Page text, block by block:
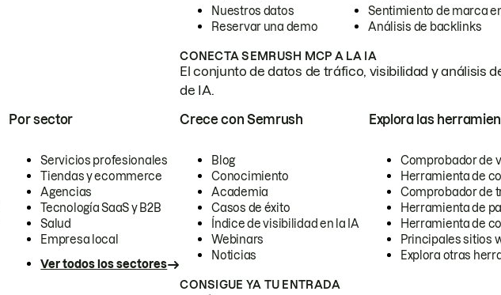
Nuestros datos
Reservar una demo
Sentimiento de marca
Análisis de backlinks
CONECTA SEMRUSH MCP A LA IA
El conjunto de datos de tráfico, visibilidad y análisis
de IA.
Por sector
Servicios profesionales
Tiendas y ecommerce
Agencias
Tecnología SaaS y B2B
Salud
Empresa local
Ver todos los sectores
Crece con Semrush
Blog
Conocimiento
Academia
Casos de éxito
Índice de visibilidad en la IA
Webinars
Noticias
Explora las
Comprobador de
Herramienta de
Comprobador de
Herramienta de
Herramienta de
Principales sitios
Explora otras
CONSIGUE YA TU ENTRADA